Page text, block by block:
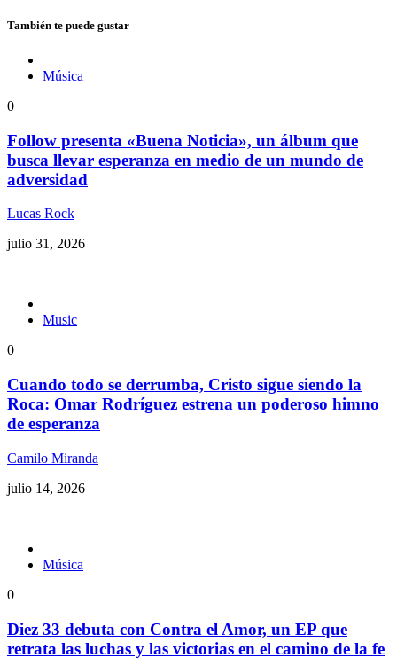
También te puede gustar
Música
0
Follow presenta «Buena Noticia», un álbum que
busca llevar esperanza en medio de un mundo de
adversidad
Lucas Rock
julio 31, 2026
Music
0
Cuando todo se derrumba, Cristo sigue siendo la
Roca: Omar Rodríguez estrena un poderoso himno
de esperanza
Camilo Miranda
julio 14, 2026
Música
0
Diez 33 debuta con Contra el Amor, un EP que
retrata las luchas y las victorias en el camino de la fe